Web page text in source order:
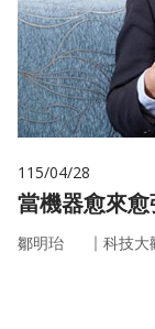
115/04/28
當機器愈來
鄒明珆 ｜ 科技大